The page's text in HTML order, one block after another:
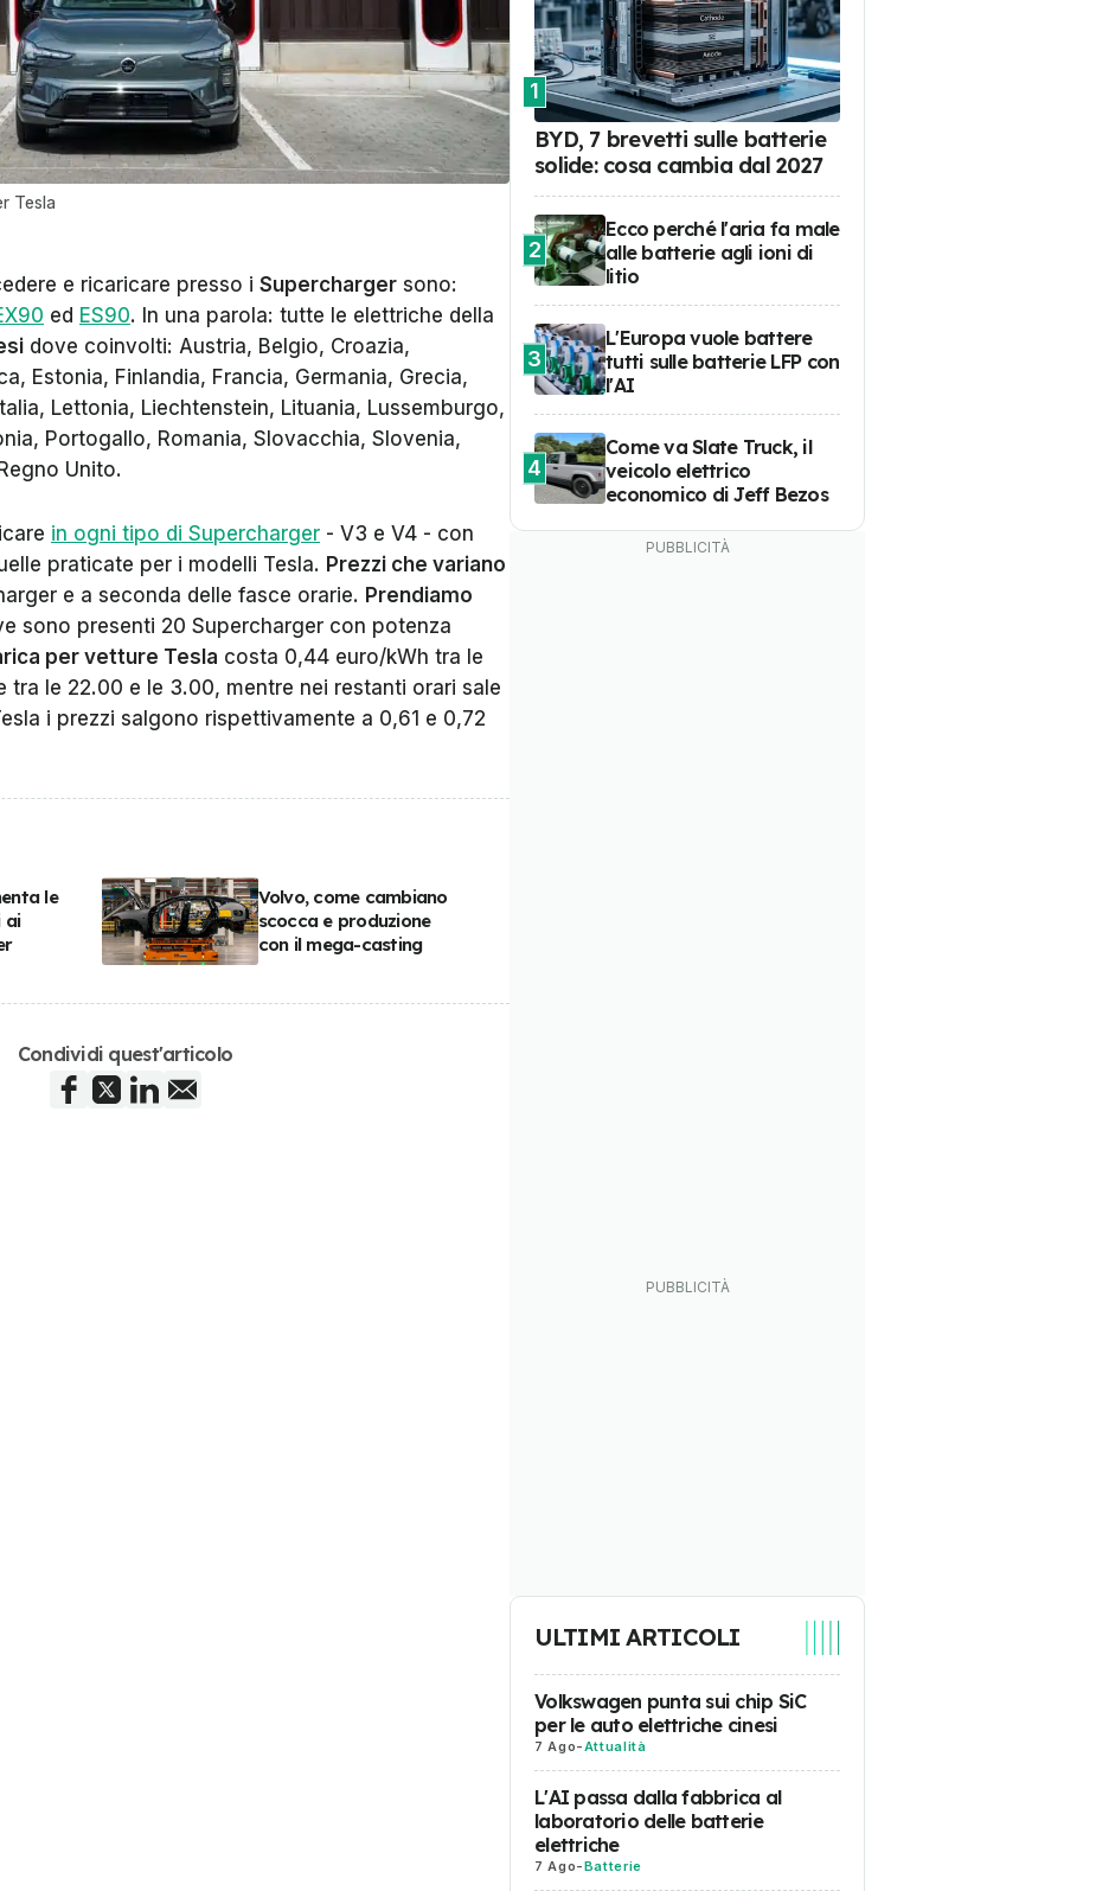
Tesla
e ricaricare presso i Supercharger sono:
ed ES90. In una parola: tutte le elettriche della
dove coinvolti: Austria, Belgio, Croazia,
Estonia, Finlandia, Francia, Germania, Grecia,
Lettonia, Liechtenstein, Lituania, Lussemburgo,
Portogallo, Romania, Slovacchia, Slovenia,
Unito.
in ogni tipo di Supercharger - V3 e V4 - con
praticate per i modelli Tesla. Prezzi che variano
e a seconda delle fasce orarie. Prendiamo
sono presenti 20 Supercharger con potenza
per vetture Tesla costa 0,44 euro/kWh tra le
tra le 22.00 e le 3.00, mentre nei restanti orari sale
i prezzi salgono rispettivamente a 0,61 e 0,72
le
ai
Volvo, come cambiano
scocca e produzione
con il mega-casting
Condividi quest'articolo
1
BYD, 7 brevetti sulle batterie
solide: cosa cambia dal 2027
2
Ecco perché l'aria fa male
alle batterie agli ioni di
litio
3
L'Europa vuole battere
tutti sulle batterie LFP con
l'AI
4
Come va Slate Truck, il
veicolo elettrico
economico di Jeff Bezos
ULTIMI ARTICOLI
Volkswagen punta sui chip SiC
per le auto elettriche cinesi
7 Ago-Attualità
L'AI passa dalla fabbrica al
laboratorio delle batterie
elettriche
7 Ago-Batterie